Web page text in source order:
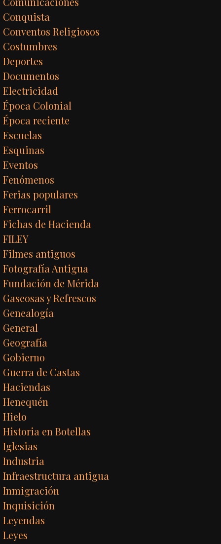
Conquista
Conventos Religiosos
Costumbres
Deportes
Documentos
Electricidad
Época Colonial
Época reciente
Escuelas
Esquinas
Eventos
Fenómenos
Ferias populares
Ferrocarril
Fichas de Hacienda
FILEY
Filmes antiguos
Fotografía Antigua
Fundación de Mérida
Gaseosas y Refrescos
Genealogía
General
Geografía
Gobierno
Guerra de Castas
Haciendas
Henequén
Hielo
Historia en Botellas
Iglesias
Industria
Infraestructura antigua
Inmigración
Inquisición
Leyendas
Leyes